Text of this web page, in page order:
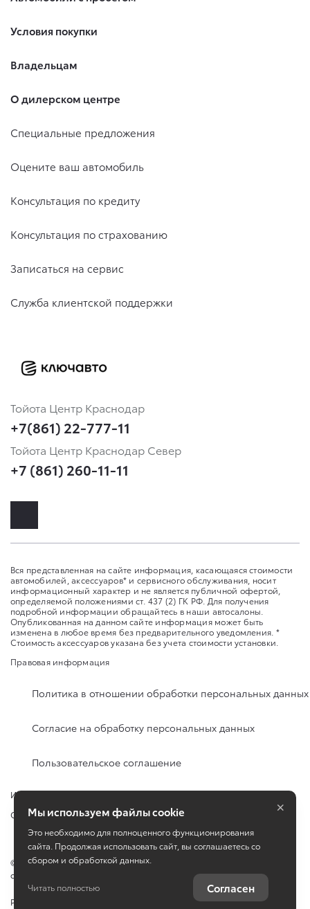
Условия покупки
Владельцам
О дилерском центре
Специальные предложения
Оцените ваш автомобиль
Консультация по кредиту
Консультация по страхованию
Записаться на сервис
Служба клиентской поддержки
Тойота Центр Краснодар
+7(861) 22-777-11
Тойота Центр Краснодар Север
+7 (861) 260-11-11
Вся представленная на сайте информация, касающаяся стоимости
автомобилей, аксессуаров* и сервисного обслуживания, носит
информационный характер и не является публичной офертой,
определяемой положениями ст. 437 (2) ГК РФ. Для получения
подробной информации обращайтесь в наши автосалоны.
Опубликованная на данном сайте информация может быть
изменена в любое время без предварительного уведомления. *
Стоимость аксессуаров указана без учета стоимости установки.
Правовая информация
Политика в отношении обработки персональных данных
Согласие на обработку персональных данных
Пользовательское соглашение
Изменить настройку cookies
Сбросить cookie
© 2026ООО «КЛЮЧАВТО» город Горячий Ключ, ул. Революции, д. 4,
офис 1
Работает на технологиях
Мы используем файлы cookie
Это необходимо для полноценного функционирования
сайта. Продолжая использовать сайт, вы соглашаетесь со
сбором и обработкой данных.
Читать полностью Согласен
×